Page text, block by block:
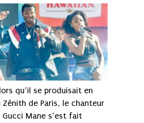
qu’il se produisait en
de Paris, le chanteur
Mane s’est fait